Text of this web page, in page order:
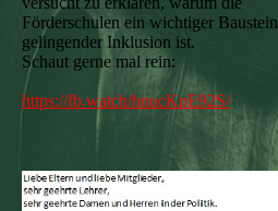
Förderschulen ein wichtiger Baustein
gelingender Inklusion ist.
Schaut gerne mal rein:
https://fb.watch/bnucKpE92S/